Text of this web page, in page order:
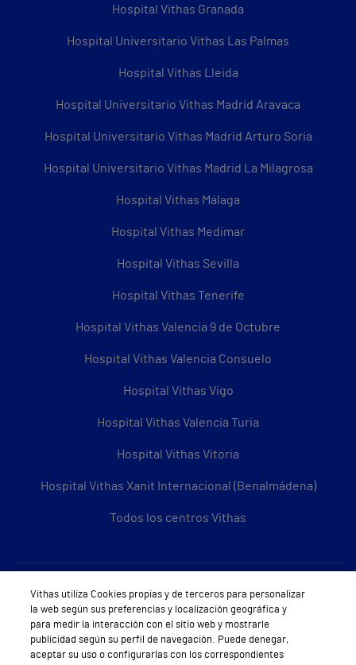
Hospital Vithas Granada
Hospital Universitario Vithas Las Palmas
Hospital Vithas Lleida
Hospital Universitario Vithas Madrid Aravaca
Hospital Universitario Vithas Madrid Arturo Soria
Hospital Universitario Vithas Madrid La Milagrosa
Hospital Vithas Málaga
Hospital Vithas Medimar
Hospital Vithas Sevilla
Hospital Vithas Tenerife
Hospital Vithas Valencia 9 de Octubre
Hospital Vithas Valencia Consuelo
Hospital Vithas Vigo
Hospital Vithas Valencia Turia
Hospital Vithas Vitoria
Hospital Vithas Xanit Internacional (Benalmádena)
Todos los centros Vithas
Sobre Vithas
Quiénes somos
Trabajar en Vithas
Vithas utiliza Cookies propias y de terceros para personalizar
la web según sus preferencias y localización geográfica y
para medir la interacción con el sitio web y mostrarle
publicidad según su perfil de navegación. Puede denegar,
aceptar su uso o configurarlas con los correspondientes